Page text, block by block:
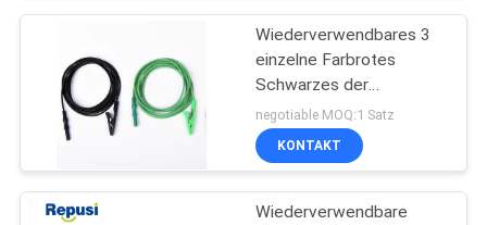
Wiederverwendbares 3
einzelne Farbrotes
Schwarzes der
Krokodilklemmen-drei
und Blue1-Satz
negotiable MOQ:1 Satz
KONTAKT
Wiederverwendbare